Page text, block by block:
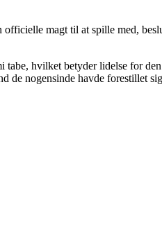
magt til at spille med,
hvilket betyder lidelse for
de nogensinde havde forestillet